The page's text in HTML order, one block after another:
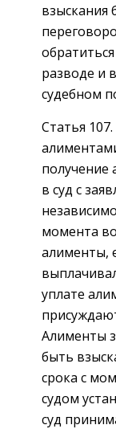
взыскания
разводе и
судебном
Статья
получение
в суд с
момента
алименты,
уплате
Алименты
быть
срока с
судом
суд